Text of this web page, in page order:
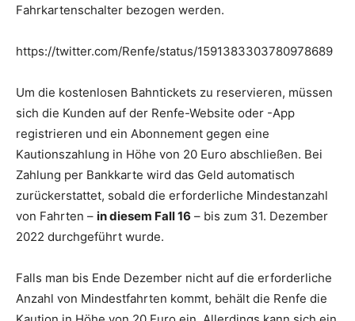
Fahrkartenschalter bezogen werden.
https://twitter.com/Renfe/status/1591383303780978689
Um die kostenlosen Bahntickets zu reservieren, müssen
sich die Kunden auf der Renfe-Website oder -App
registrieren und ein Abonnement gegen eine
Kautionszahlung in Höhe von 20 Euro abschließen. Bei
Zahlung per Bankkarte wird das Geld automatisch
zurückerstattet, sobald die erforderliche Mindestanzahl
von Fahrten – in diesem Fall 16 – bis zum 31. Dezember
2022 durchgeführt wurde.
Falls man bis Ende Dezember nicht auf die erforderliche
Anzahl von Mindestfahrten kommt, behält die Renfe die